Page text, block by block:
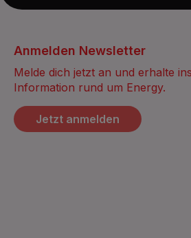
Anmelden Newsletter
Melde dich jetzt an und erhalte
Information rund um Energy.
Jetzt anmelden